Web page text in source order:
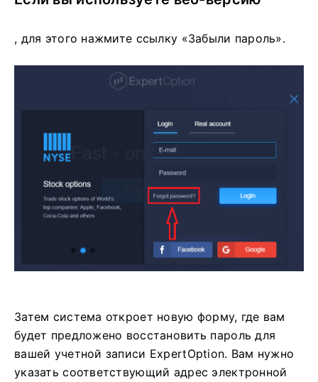
, для этого нажмите ссылку «Забыли пароль».
Затем система откроет новую форму, где вам
будет предложено восстановить пароль для
вашей учетной записи ExpertOption. Вам нужно
указать соответствующий адрес электронной